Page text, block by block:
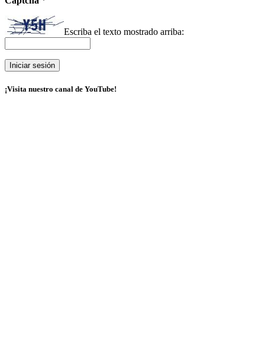
Escriba el texto mostrado arriba:
¡Visita nuestro canal de YouTube!